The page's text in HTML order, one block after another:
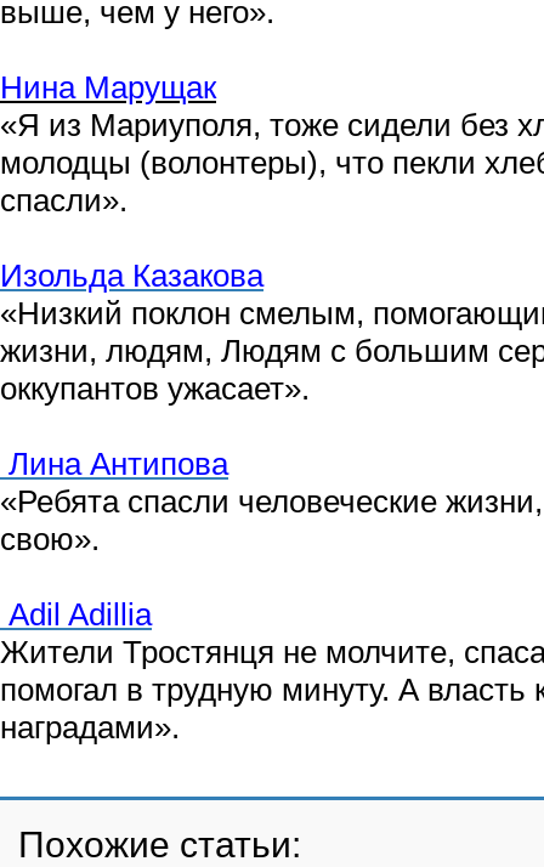
выше, чем у него».
Нина Марущак
«Я из Мариуполя, тоже сидели без
молодцы (волонтеры), что пекли
спасли».
Изольда Казакова
«Низкий поклон смелым,
жизни, людям, Людям с большим
оккупантов ужасает».
Лина Антипова
«Ребята спасли человеческие
свою».
Adil Adillia
Жители Тростянця не молчите,
помогал в трудную минуту. А власть
наградами».
Похожие статьи: